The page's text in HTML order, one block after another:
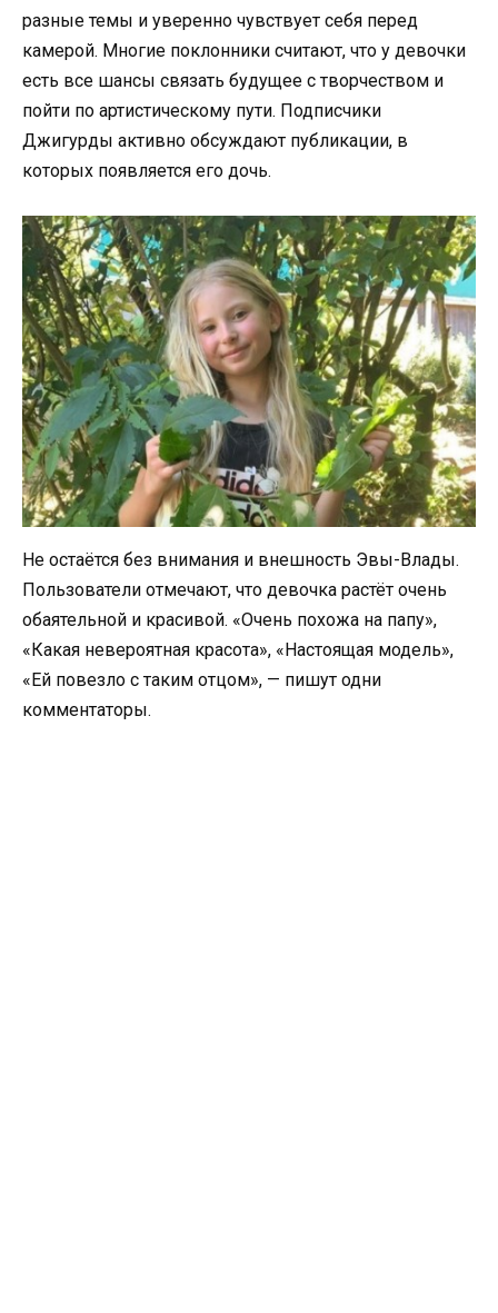
разные темы и уверенно чувствует себя перед
камерой. Многие поклонники считают, что у девочки
есть все шансы связать будущее с творчеством и
пойти по артистическому пути. Подписчики
Джигурды активно обсуждают публикации, в
которых появляется его дочь.
Не остаётся без внимания и внешность Эвы-Влады.
Пользователи отмечают, что девочка растёт очень
обаятельной и красивой. «Очень похожа на папу»,
«Какая невероятная красота», «Настоящая модель»,
«Ей повезло с таким отцом», — пишут одни
комментаторы.